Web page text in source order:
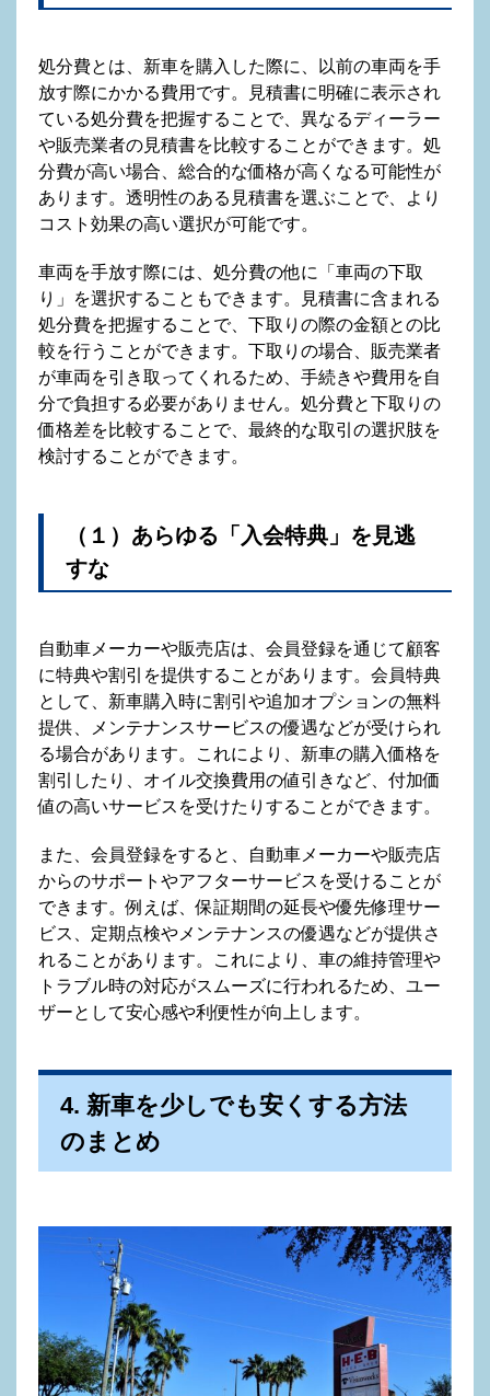
処分費とは、新車を購入した際に、以前の車両を手
放す際にかかる費用です。見積書に明確に表示され
ている処分費を把握することで、異なるディーラー
や販売業者の見積書を比較することができます。処
分費が高い場合、総合的な価格が高くなる可能性が
あります。透明性のある見積書を選ぶことで、より
コスト効果の高い選択が可能です。
車両を手放す際には、処分費の他に「車両の下取
り」を選択することもできます。見積書に含まれる
処分費を把握することで、下取りの際の金額との比
較を行うことができます。下取りの場合、販売業者
が車両を引き取ってくれるため、手続きや費用を自
分で負担する必要がありません。処分費と下取りの
価格差を比較することで、最終的な取引の選択肢を
検討することができます。
（１）あらゆる「入会特典」を見逃
すな
自動車メーカーや販売店は、会員登録を通じて顧客
に特典や割引を提供することがあります。会員特典
として、新車購入時に割引や追加オプションの無料
提供、メンテナンスサービスの優遇などが受けられ
る場合があります。これにより、新車の購入価格を
割引したり、オイル交換費用の値引きなど、付加価
値の高いサービスを受けたりすることができます。
また、会員登録をすると、自動車メーカーや販売店
からのサポートやアフターサービスを受けることが
できます。例えば、保証期間の延長や優先修理サー
ビス、定期点検やメンテナンスの優遇などが提供さ
れることがあります。これにより、車の維持管理や
トラブル時の対応がスムーズに行われるため、ユー
ザーとして安心感や利便性が向上します。
4. 新車を少しでも安くする方法
のまとめ